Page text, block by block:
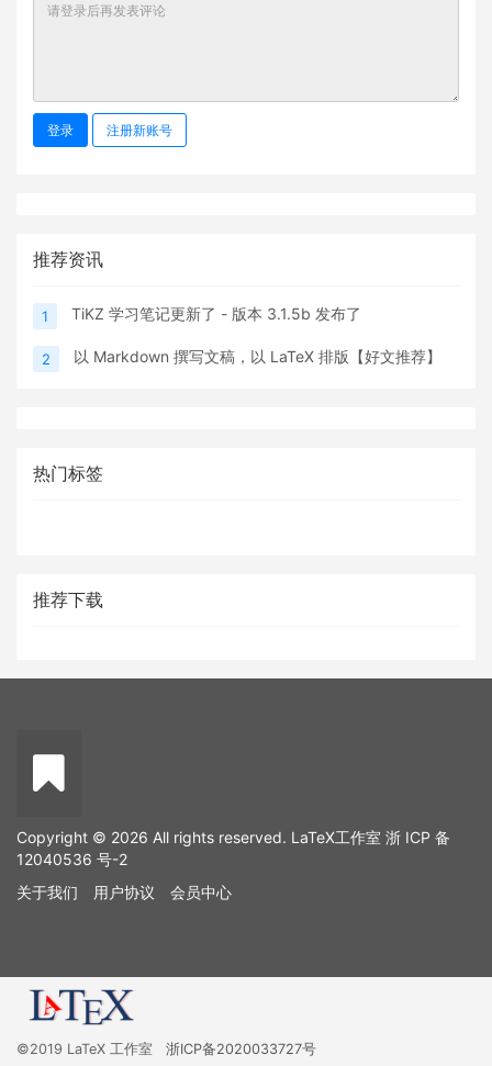
登录 注册新账号
推荐资讯
1 TiKZ 学习笔记更新了 - 版本 3.1.5b 发布了
2 以 Markdown 撰写文稿，以 LaTeX 排版【好文推荐】
热门标签
推荐下载
Copyright © 2026 All rights reserved. LaTeX工作室 浙 ICP 备
12040536 号-2
关于我们
用户协议 会员中心
©2019 LaTeX 工作室 浙ICP备2020033727号